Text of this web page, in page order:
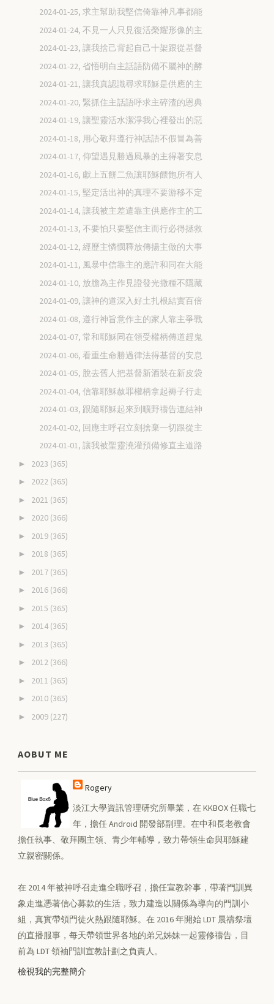
2024-01-25, 求主幫助我堅信倚靠神凡事都能
2024-01-24, 不見一人只見復活榮耀形像的主
2024-01-23, 讓我捨己背起自己十架跟從基督
2024-01-22, 省悟明白主話語防備不屬神的酵
2024-01-21, 讓我真認識尋求耶穌是供應的主
2024-01-20, 緊抓住主話語呼求主碎渣的恩典
2024-01-19, 讓聖靈活水潔淨我心裡發出的惡
2024-01-18, 用心敬拜遵行神話語不假冒為善
2024-01-17, 仰望遇見勝過風暴的主得著安息
2024-01-16, 獻上五餅二魚讓耶穌餵飽所有人
2024-01-15, 堅定活出神的真理不要游移不定
2024-01-14, 讓我被主差遣靠主供應作主的工
2024-01-13, 不要怕只要堅信主而行必得拯救
2024-01-12, 經歷主憐憫釋放傳揚主做的大事
2024-01-11, 風暴中信靠主的應許和同在大能
2024-01-10, 放膽為主作見證發光撒種不隱藏
2024-01-09, 讓神的道深入好土扎根結實百倍
2024-01-08, 遵行神旨意作主的家人靠主爭戰
2024-01-07, 常和耶穌同在領受權柄傳道趕鬼
2024-01-06, 看重生命勝過律法得基督的安息
2024-01-05, 脫去舊人把基督新酒裝在新皮袋
2024-01-04, 信靠耶穌赦罪權柄拿起褥子行走
2024-01-03, 跟隨耶穌起來到曠野禱告連結神
2024-01-02, 回應主呼召立刻捨棄一切跟從主
2024-01-01, 讓我被聖靈澆灌預備修直主道路
► 2023 (365)
► 2022 (365)
► 2021 (365)
► 2020 (366)
► 2019 (365)
► 2018 (365)
► 2017 (365)
► 2016 (366)
► 2015 (365)
► 2014 (365)
► 2013 (365)
► 2012 (366)
► 2011 (365)
► 2010 (365)
► 2009 (227)
AOBUT ME
Rogery
淡江大學資訊管理研究所畢業，在 KKBOX 任職七
年，擔任 Android 開發部副理。在中和長老教會
擔任執事、敬拜團主領、青少年輔導，致力帶領生命與耶穌建
立親密關係。
在 2014 年被神呼召走進全職呼召，擔任宣教幹事，帶著門訓異
象走進憑著信心募款的生活，致力建造以關係為導向的門訓小
組，真實帶領門徒火熱跟隨耶穌。在 2016 年開始 LDT 晨禱祭壇
的直播服事，每天帶領世界各地的弟兄姊妹一起靈修禱告，目
前為 LDT 領袖門訓宣教計劃之負責人。
檢視我的完整簡介